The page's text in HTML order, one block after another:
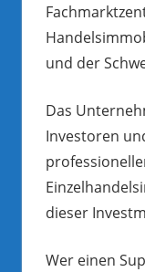
und der
Das
Investoren
dieser
Wer einen